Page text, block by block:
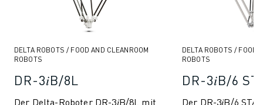
DELTA ROBOTS / FOOD AND CLEANROOM
ROBOTS
DR-3𝑖B/8L
Der Delta-Roboter DR-3𝑖B/8L mit
DELTA ROBOTS / FOOD
ROBOTS
DR-3𝑖B/6
Der DR-3𝑖B/6